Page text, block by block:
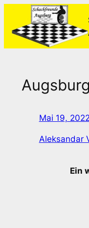
springen
Mai 19, 2022
Aleksandar
Ein